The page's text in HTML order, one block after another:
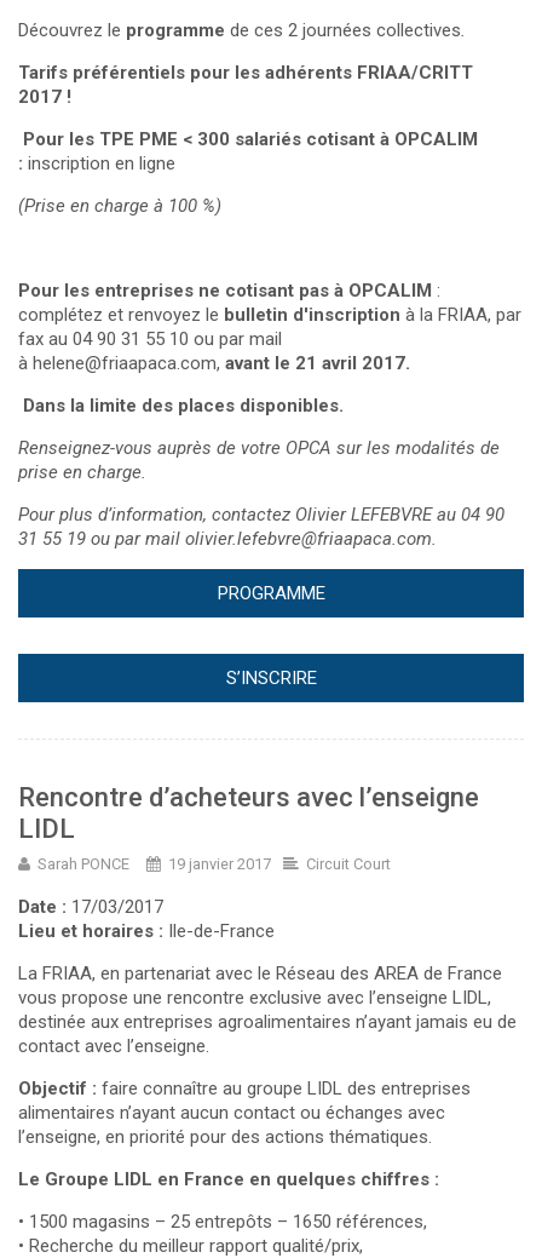
Découvrez le programme de ces 2 journées collectives.
Tarifs préférentiels pour les adhérents FRIAA/CRITT
2017 !
Pour les TPE PME < 300 salariés cotisant à OPCALIM
: inscription en ligne
(Prise en charge à 100 %)
Pour les entreprises ne cotisant pas à OPCALIM :
complétez et renvoyez le bulletin d'inscription à la FRIAA, par
fax au 04 90 31 55 10 ou par mail
à helene@friaapaca.com, avant le 21 avril 2017.
Dans la limite des places disponibles.
Renseignez-vous auprès de votre OPCA sur les modalités de
prise en charge.
Pour plus d’information, contactez Olivier LEFEBVRE au 04 90
31 55 19 ou par mail olivier.lefebvre@friaapaca.com.
PROGRAMME
S’INSCRIRE
Rencontre d’acheteurs avec l’enseigne
LIDL
Sarah PONCE 19 janvier 2017 Circuit Court
Date : 17/03/2017
Lieu et horaires : Ile-de-France
La FRIAA, en partenariat avec le Réseau des AREA de France
vous propose une rencontre exclusive avec l’enseigne LIDL,
destinée aux entreprises agroalimentaires n’ayant jamais eu de
contact avec l’enseigne.
Objectif : faire connaître au groupe LIDL des entreprises
alimentaires n’ayant aucun contact ou échanges avec
l’enseigne, en priorité pour des actions thématiques.
Le Groupe LIDL en France en quelques chiffres :
• 1500 magasins – 25 entrepôts – 1650 références,
• Recherche du meilleur rapport qualité/prix,